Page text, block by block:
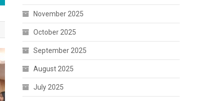
November 2025
October 2025
September 2025
August 2025
July 2025